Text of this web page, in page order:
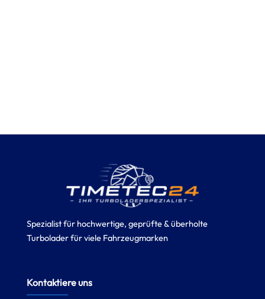
Spezialist für hochwertige, geprüfte & überholte
Turbolader für viele Fahrzeugmarken
Kontaktiere uns